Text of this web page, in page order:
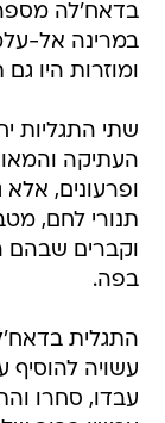
בדאח'לה
במרינה אל-
ומוזרות היו
שתי התגליות
העתיקה
ופרעונים,
תנורי לחם,
וקברים שבהם
בפה.
התגלית
עשויה
עבדו, סחרו